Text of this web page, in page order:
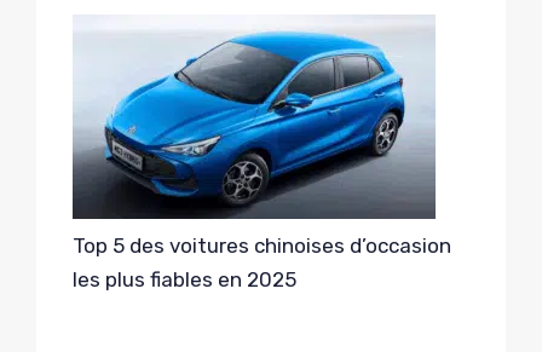
Top 5 des voitures chinoises d’occasion
les plus fiables en 2025